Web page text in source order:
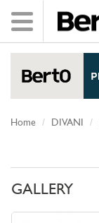
Toggle
navigation
Home DIVANI
GALLERY